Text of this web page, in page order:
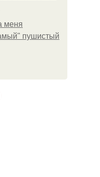
меня
пушистый